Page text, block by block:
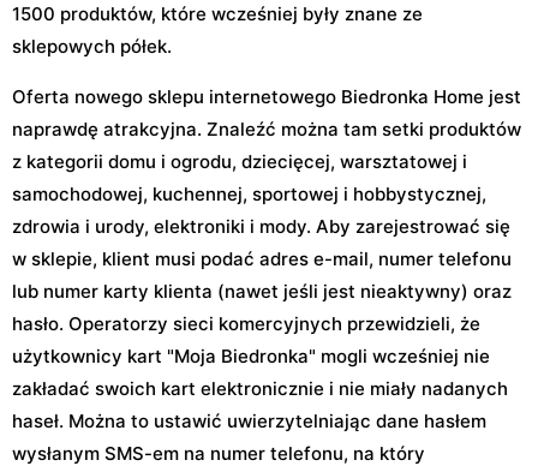
1500 produktów, które wcześniej były znane ze
sklepowych półek.
Oferta nowego sklepu internetowego Biedronka Home jest
naprawdę atrakcyjna. Znaleźć można tam setki produktów
z kategorii domu i ogrodu, dziecięcej, warsztatowej i
samochodowej, kuchennej, sportowej i hobbystycznej,
zdrowia i urody, elektroniki i mody. Aby zarejestrować się
w sklepie, klient musi podać adres e-mail, numer telefonu
lub numer karty klienta (nawet jeśli jest nieaktywny) oraz
hasło. Operatorzy sieci komercyjnych przewidzieli, że
użytkownicy kart "Moja Biedronka" mogli wcześniej nie
zakładać swoich kart elektronicznie i nie miały nadanych
haseł. Można to ustawić uwierzytelniając dane hasłem
wysłanym SMS-em na numer telefonu, na który